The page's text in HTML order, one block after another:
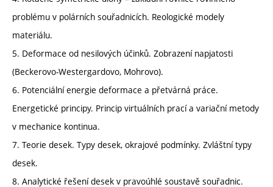
problému v polárních souřadnicích. Reologické modely
materiálu.
5. Deformace od nesilových účinků. Zobrazení napjatosti
(Beckerovo-Westergardovo, Mohrovo).
6. Potenciální energie deformace a přetvárná práce.
Energetické principy. Princip virtuálních prací a variační metody
v mechanice kontinua.
7. Teorie desek. Typy desek, okrajové podmínky. Zvláštní typy
desek.
8. Analytické řešení desek v pravoúhlé soustavě souřadnic.